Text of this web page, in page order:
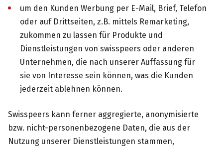
um den Kunden Werbung per E-Mail, Brief, Telefon
oder auf Drittseiten, z.B. mittels Remarketing,
zukommen zu lassen für Produkte und
Dienstleistungen von swisspeers oder anderen
Unternehmen, die nach unserer Auffassung für
sie von Interesse sein können, was die Kunden
jederzeit ablehnen können.
Swisspeers kann ferner aggregierte, anonymisierte
bzw. nicht-personenbezogene Daten, die aus der
Nutzung unserer Dienstleistungen stammen,